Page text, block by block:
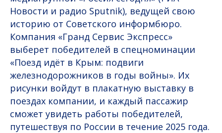
Новости и радио Sputnik), ведущей свою
историю от Советского информбюро.
Компания «Гранд Сервис Экспресс»
выберет победителей в спецноминации
«Поезд идёт в Крым: подвиги
железнодорожников в годы войны». Их
рисунки войдут в плакатную выставку в
поездах компании, и каждый пассажир
сможет увидеть работы победителей,
путешествуя по России в течение 2025 года.